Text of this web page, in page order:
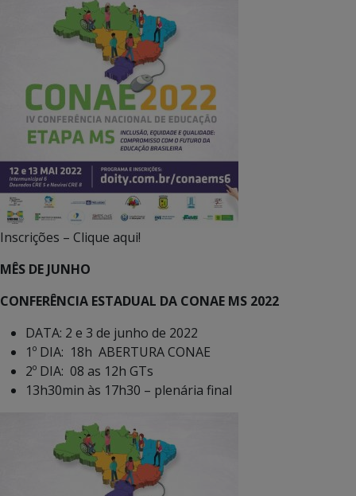
Inscrições – Clique aqui!
MÊS DE JUNHO
CONFERÊNCIA ESTADUAL DA CONAE MS 2022
DATA: 2 e 3 de junho de 2022
1º DIA: 18h ABERTURA CONAE
2º DIA: 08 as 12h GTs
13h30min às 17h30 – plenária final